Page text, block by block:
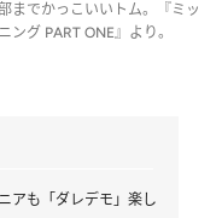
までかっこいいトム。『ミッ
グ PART ONE』より。
アも「ダレデモ」楽し